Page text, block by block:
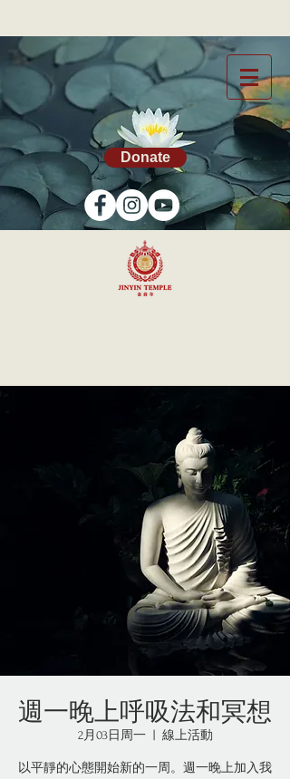
Donate
週一晚上呼吸法和冥想
2月03日周一
  |
線上活動
以平靜的心態開始新的一周。週一晚上加入我